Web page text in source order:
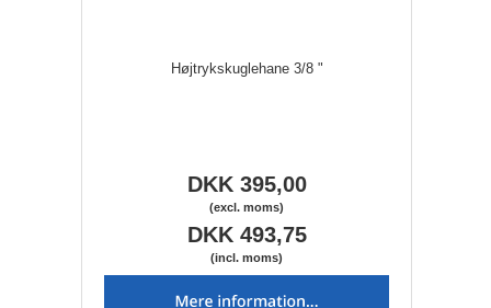
Højtrykskuglehane 3/8 "
DKK 395,00
(excl. moms)
DKK 493,75
(incl. moms)